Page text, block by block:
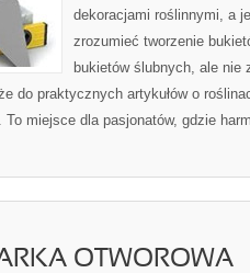
dekoracjami roślinnymi, a
zrozumieć tworzenie
bukietów ślubnych, ale nie
do praktycznych artykułów o
miejsce dla pasjonatów, gdzie
OTWOROWA